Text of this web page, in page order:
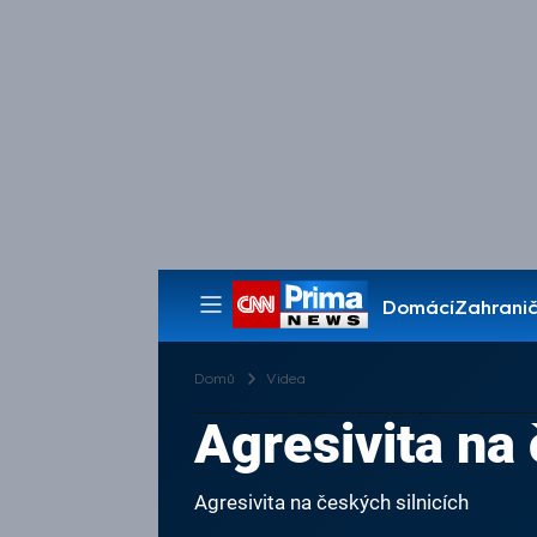
Domácí
Pořady
Domů Videa
Agresivita na
Agresivita na českých silnicích